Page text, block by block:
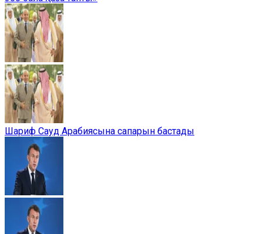
Шариф Сауд Арабиясына сапарын бастады